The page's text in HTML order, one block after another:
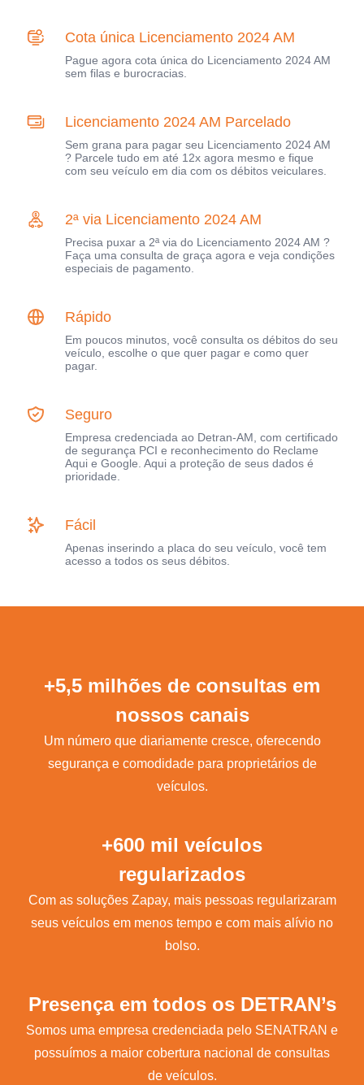
Cota única Licenciamento 2024 AM
Pague agora cota única do Licenciamento 2024 AM
sem filas e burocracias.
Licenciamento 2024 AM Parcelado
Sem grana para pagar seu Licenciamento 2024 AM
? Parcele tudo em até 12x agora mesmo e fique
com seu veículo em dia com os débitos veiculares.
2ª via Licenciamento 2024 AM
Precisa puxar a 2ª via do Licenciamento 2024 AM ?
Faça uma consulta de graça agora e veja condições
especiais de pagamento.
Rápido
Em poucos minutos, você consulta os débitos do seu
veículo, escolhe o que quer pagar e como quer
pagar.
Seguro
Empresa credenciada ao Detran-AM, com certificado
de segurança PCI e reconhecimento do Reclame
Aqui e Google. Aqui a proteção de seus dados é
prioridade.
Fácil
Apenas inserindo a placa do seu veículo, você tem
acesso a todos os seus débitos.
+5,5 milhões de consultas em
nossos canais
Um número que diariamente cresce, oferecendo
segurança e comodidade para proprietários de
veículos.
+600 mil veículos
regularizados
Com as soluções Zapay, mais pessoas regularizaram
seus veículos em menos tempo e com mais alívio no
bolso.
Presença em todos os DETRAN’s
Somos uma empresa credenciada pelo SENATRAN e
possuímos a maior cobertura nacional de consultas
de veículos.